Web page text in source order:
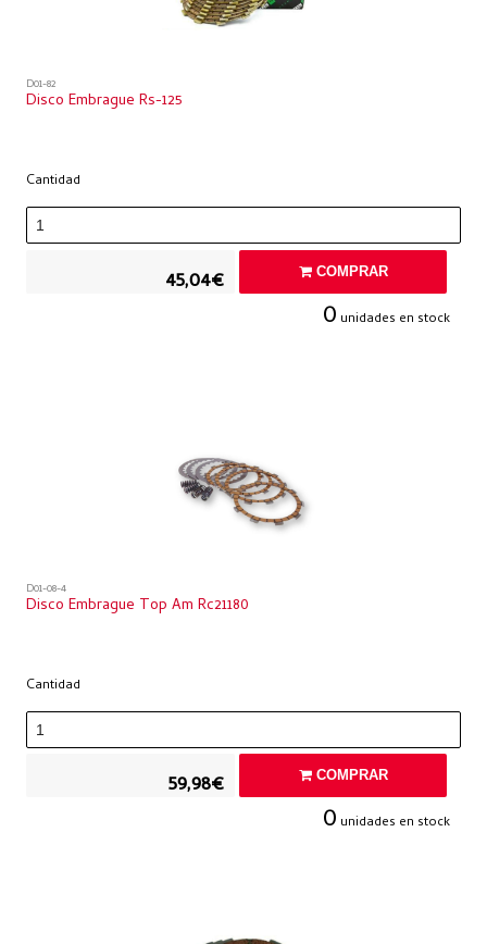
D01-82
Disco Embrague Rs-125
Cantidad
45,04€ COMPRAR
0 unidades en stock
D01-08-4
Disco Embrague Top Am Rc21180
Cantidad
59,98€ COMPRAR
0 unidades en stock